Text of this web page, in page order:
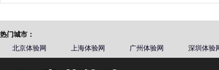
热门城市：
北京体验网
上海体验网 广州体验网 深圳体验